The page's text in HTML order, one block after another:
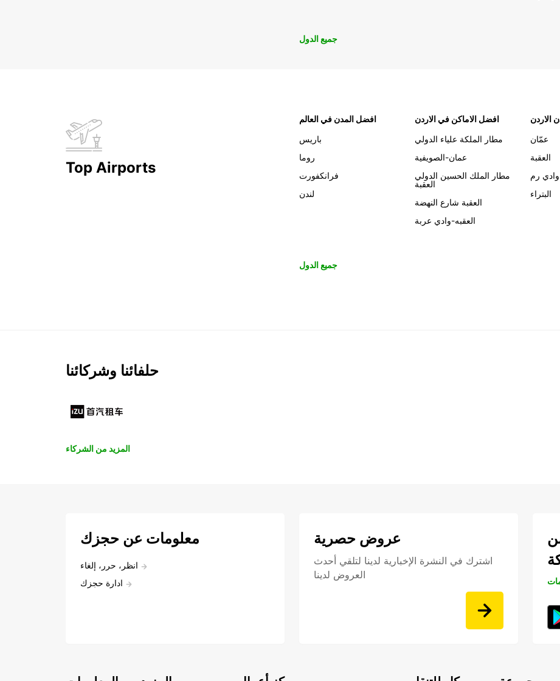
جميع الدول
Top Airports
افضل المدن في العالم
باريس
روما
فرانكفورت
لندن
افضل الاماكن في الاردن
مطار الملكة علياء الدولي
عمان-الصويفية
مطار الملك الحسين الدولي
العقبة
العقبة شارع النهضة
العقبه-وادي عربة
الاردن
عمّان
العقبة
وادي رم
البتراء
جميع الدول
حلفائنا وشركائنا
المزيد من الشركاء
معلومات عن حجزك
انظر، حرر، إلغاء
ادارة حجزك
عروض حصرية
اشترك في النشرة الإخبارية لدينا لتلقي أحدث
العروض لدينا